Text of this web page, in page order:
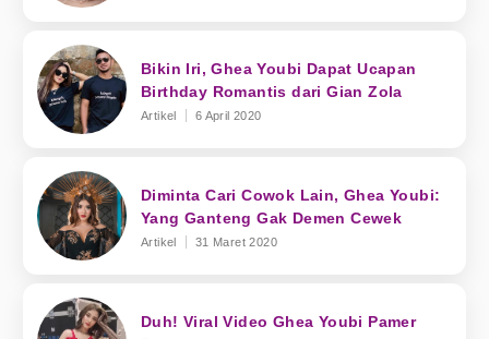
Bikin Iri, Ghea Youbi Dapat Ucapan
Birthday Romantis dari Gian Zola
Artikel 6 April 2020
Diminta Cari Cowok Lain, Ghea Youbi:
Yang Ganteng Gak Demen Cewek
Artikel 31 Maret 2020
Duh! Viral Video Ghea Youbi Pamer